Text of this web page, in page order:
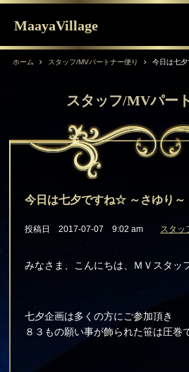
MaayaVillage
ホーム スタッフ/MVパートナー便り 今日は七
スタッフ/MVパー
今日は七夕ですね☆ ～さゆり～
投稿日 2017-07-07 9:02 am スタッ
みなさま、こんにちは、ＭＶスタッ
七夕企画は多くの方にご参加頂き
８３もの願い事が飾られた笹は圧巻